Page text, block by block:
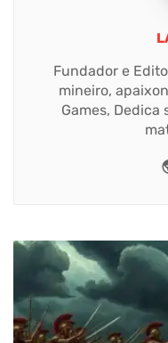
Fundador e
mineiro,
Games,